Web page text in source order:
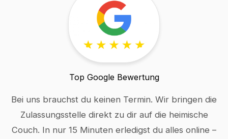
Top Google Bewertung
Bei uns brauchst du keinen Termin. Wir bringen die
Zulassungsstelle direkt zu dir auf die heimische
Couch. In nur 15 Minuten erledigst du alles online –